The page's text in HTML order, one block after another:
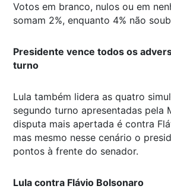
Votos em branco, nulos ou em
somam 2%, enquanto 4% não
Presidente vence todos os
turno
Lula também lidera as quatro
segundo turno apresentadas pela
disputa mais apertada é contra
mas mesmo nesse cenário o
pontos à frente do senador.
Lula contra Flávio Bolsonaro